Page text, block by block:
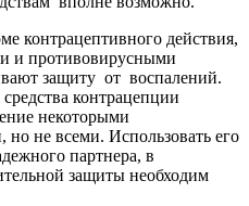
контрацептивного действия,
и противовирусными
защиту от воспалений.
контрацепции
некоторыми
но не всеми. Использовать его
партнера, в
защиты необходим